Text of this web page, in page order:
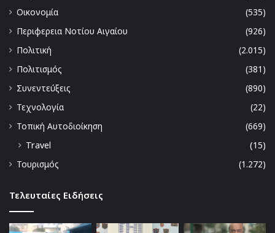
Οικονομία
(535)
Περιφερεια Νοτίου Αιγαίου
(926)
Πολιτική
(2.015)
Πολιτισμός
(381)
Συνεντεύξεις
(890)
Τεχνολογία
(22)
Τοπική Αυτοδιοίκηση
(669)
Travel
(15)
Τουρισμός
(1.272)
Τελευταίες Ειδήσεις